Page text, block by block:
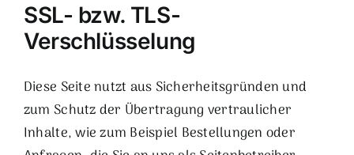
SSL- bzw. TLS-
Verschlüsselung
Diese Seite nutzt aus Sicherheitsgründen und
zum Schutz der Übertragung vertraulicher
Inhalte, wie zum Beispiel Bestellungen oder